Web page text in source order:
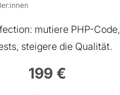
mutiere PHP-Code,
steigere die Qualität.
199 €